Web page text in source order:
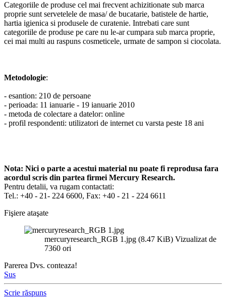
Categoriile de produse cel mai frecvent achizitionate sub marca
proprie sunt servetelele de masa/ de bucatarie, batistele de hartie,
hartia igienica si produsele de curatenie. Intrebati care sunt
categoriile de produse pe care nu le-ar cumpara sub marca proprie,
cei mai multi au raspuns cosmeticele, urmate de sampon si ciocolata.
Metodologie:
- esantion: 210 de persoane
- perioada: 11 ianuarie - 19 ianuarie 2010
- metoda de colectare a datelor: online
- profil respondenti: utilizatori de internet cu varsta peste 18 ani
Nota: Nici o parte a acestui material nu poate fi reprodusa fara
acordul scris din partea firmei Mercury Research.
Pentru detalii, va rugam contactati:
Tel.: +40 - 21- 224 6600, Fax: +40 - 21 - 224 6611
Fişiere ataşate
mercuryresearch_RGB 1.jpg (8.47 KiB) Vizualizat de
7360 ori
Parerea Dvs. conteaza!
Sus
Scrie răspuns